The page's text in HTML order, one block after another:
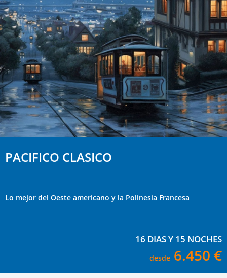
PACIFICO CLASICO
Lo mejor del Oeste americano y la Polinesia Francesa
16 DIAS Y 15 NOCHES
desde 6.450 €